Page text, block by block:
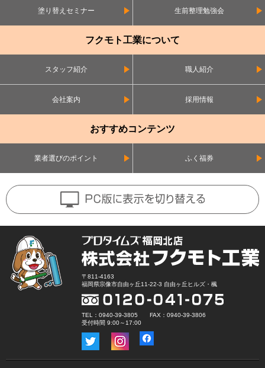
塗り替えセミナー 生前整理勉強会
フクモト工業について
スタッフ紹介 職人紹介
会社案内 採用情報
おすすめコンテンツ
業者選びのポイント ふく福券
〒811-4163
福岡県宗像市自由ヶ丘11-22-3 自由ヶ丘ヒルズ・楓
TEL：0940-39-3805 FAX：0940-39-3806
受付時間 9:00～17:00